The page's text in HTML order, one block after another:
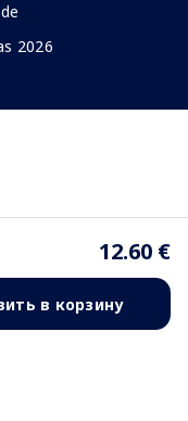
12.60 €
в корзину
2026